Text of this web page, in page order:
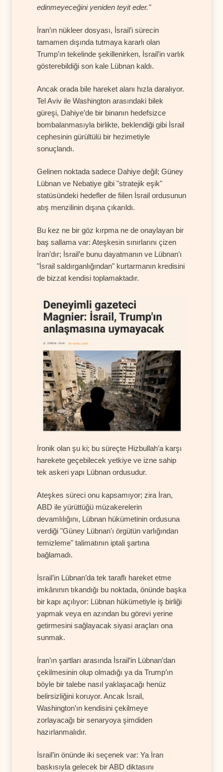
edinmeyeceğini yeniden teyit eder."
İran’ın nükleer dosyası, İsrail’i sürecin
tamamen dışında tutmaya kararlı olan
Trump’ın tekelinde şekillenirken, İsrail’in varlık
gösterebildiği son kale Lübnan kaldı.
Ancak orada bile hareket alanı hızla daralıyor.
Tel Aviv ile Washington arasındaki bilek
güreşi, Dahiye’de bir binanın hedefsizce
bombalanmasıyla birlikte, beklendiği gibi İsrail
cephesinin gürültülü bir hezimetiyle
sonuçlandı.
Gelinen noktada sadece Dahiye değil; Güney
Lübnan ve Nebatiye gibi "stratejik eşik"
statüsündeki hedefler de fiilen İsrail ordusunun
atış menzilinin dışına çıkarıldı.
Bu kez ne bir göz kırpma ne de onaylayan bir
baş sallama var: Ateşkesin sınırlarını çizen
İran’dır; İsrail’e bunu dayatmanın ve Lübnan’ı
"İsrail saldırganlığından" kurtarmanın kredisini
de bizzat kendisi toplamaktadır.
İronik olan şu ki; bu süreçte Hizbullah’a karşı
harekete geçebilecek yetkiye ve izne sahip
tek askeri yapı Lübnan ordusudur.
Ateşkes süreci onu kapsamıyor; zira İran,
ABD ile yürüttüğü müzakerelerin
devamlılığını, Lübnan hükümetinin ordusuna
verdiği "Güney Lübnan'ı örgütün varlığından
temizleme" talimatının iptali şartına
bağlamadı.
İsrail’in Lübnan’da tek taraflı hareket etme
imkânının tıkandığı bu noktada, önünde başka
bir kapı açılıyor: Lübnan hükümetiyle iş birliği
yapmak veya en azından bu görevi yerine
getirmesini sağlayacak siyasi araçları ona
sunmak.
İran’ın şartları arasında İsrail’in Lübnan’dan
çekilmesinin olup olmadığı ya da Trump’ın
böyle bir talebe nasıl yaklaşacağı henüz
belirsizliğini koruyor. Ancak İsrail,
Washington’ın kendisini çekilmeye
zorlayacağı bir senaryoya şimdiden
hazırlanmalıdır.
İsrail’in önünde iki seçenek var: Ya İran
baskısıyla gelecek bir ABD diktasını